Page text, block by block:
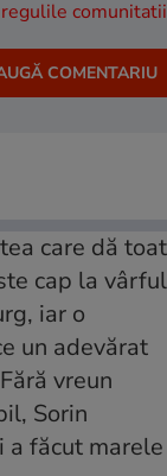
regulile comunitatii